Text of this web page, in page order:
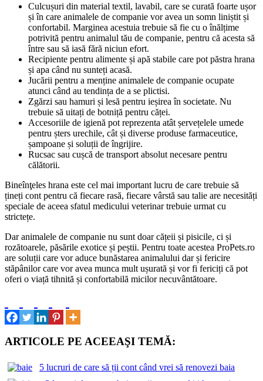
Culcușuri din material textil, lavabil, care se curată foarte ușor
și în care animalele de companie vor avea un somn liniștit și
confortabil. Marginea acestuia trebuie să fie cu o înălțime
potrivită pentru animalul tău de companie, pentru că acesta să
între sau să iasă fără niciun efort.
Recipiente pentru alimente și apă stabile care pot păstra hrana
și apa când nu sunteți acasă.
Jucării pentru a menține animalele de companie ocupate
atunci când au tendința de a se plictisi.
Zgărzi sau hamuri și lesă pentru ieșirea în societate. Nu
trebuie să uitați de botniță pentru căței.
Accesoriile de igienă pot reprezenta atât șervețelele umede
pentru șters urechile, cât și diverse produse farmaceutice,
șampoane și soluții de îngrijire.
Rucsac sau cușcă de transport absolut necesare pentru
călătorii.
Bineînţeles hrana este cel mai important lucru de care trebuie să
țineți cont pentru că fiecare rasă, fiecare vârstă sau talie are necesități
speciale de aceea sfatul medicului veterinar trebuie urmat cu
strictețe.
Dar animalele de companie nu sunt doar cățeii și pisicile, ci și
rozătoarele, păsările exotice și peștii. Pentru toate acestea ProPets.ro
are soluții care vor aduce bunăstarea animalului dar și fericire
stăpânilor care vor avea munca mult ușurată și vor fi fericiți că pot
oferi o viață tihnită și confortabilă micilor necuvântătoare.
ARTICOLE PE ACEEAŞI TEMĂ:
5 lucruri de care să ții cont când vrei să renovezi baia